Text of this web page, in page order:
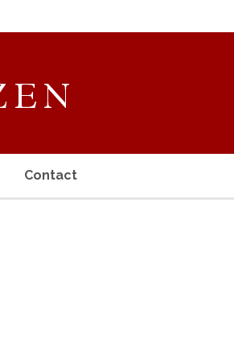
Contact